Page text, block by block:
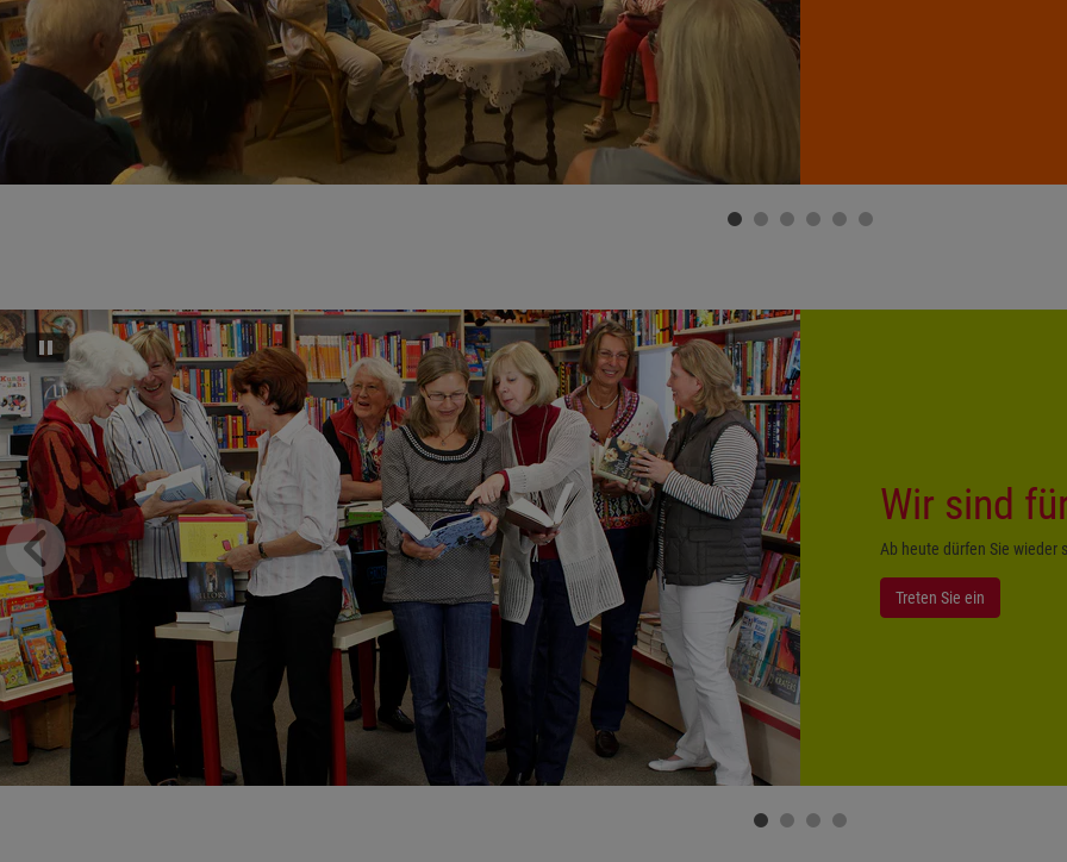
Wir sind
Ab heute dürfen Sie wieder
Treten Sie ein